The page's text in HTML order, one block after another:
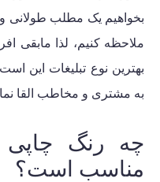
بخواهیم یک مطلب طولانی و
ملاحظه کنیم، لذا مابقی
بهترین نوع تبلیغات این
به مشتری و مخاطب القا
چه رنگ چاپی
مناسب است؟